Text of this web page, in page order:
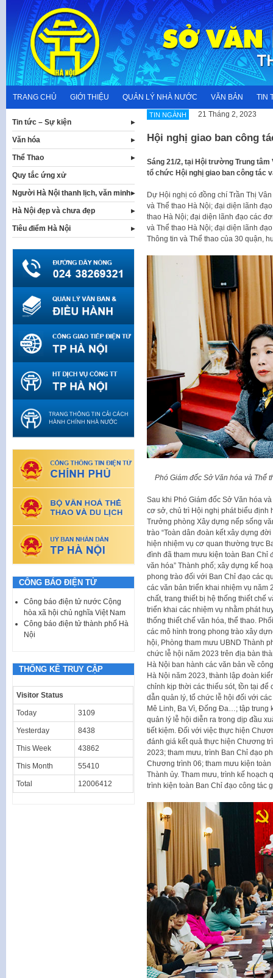
content
TRANG CHỦ GIỚI THIỆU QUẢN LÝ NHÀ NƯỚC VĂN BẢN TIN
TIN NGÀNH 21 Tháng 2, 2023
Hội nghị giao ban công
Sáng 21/2, tại Hội trường Trung tâm
tổ chức Hội nghị giao ban công tác
Dự Hội nghị có đồng chí Trần Thị
và Thể thao Hà Nội; đại diện lãnh
thao Hà Nội; đại diện lãnh đạo các
và Thể thao Hà Nội; đại diện lãnh
Thông tin và Thể thao của 30 quận,
Phó Giám đốc Sở Văn hóa và Thể
Sau khi Phó Giám đốc Sở Văn hóa
cơ sở, chủ trì Hội nghị phát biểu
Trưởng phòng Xây dựng nếp sống
trào “Toàn dân đoàn kết xây dựng
hiện nhiệm vụ cơ quan thường trực
đình đã tham mưu kiện toàn Ban Chỉ
văn hóa” Thành phố; xây dựng kế
phong trào đối với Ban Chỉ đạo các
các văn bản triển khai nhiệm vụ năm
chất, trang thiết bị hệ thống thiết chế
triển khai các nhiệm vụ nhằm phát
thống thiết chế văn hóa, thể thao.
các mô hình trong phong trào xây
hội, Phòng tham mưu UBND Thành
chức lễ hội năm 2023 trên địa bàn
Hà Nội ban hành các văn bản về
Hà Nội năm 2023, thành lập đoàn
chỉnh kịp thời các thiếu sót, tồn tại
dẫn quản lý, tổ chức lễ hội đối với
Mê Linh, Ba Vì, Đống Đa…; tập trung
quản lý lễ hội diễn ra trong dịp đầu
tiết kiệm. Đối với việc thực hiện
đánh giá kết quả thực hiện Chương
2023; tham mưu, trình Ban Chỉ đạo
Chương trình 06; tham mưu kiện
Thành ủy. Tham mưu, trình kế hoạch
trình kiện toàn Ban Chỉ đạo công tác
Tin tức – Sự kiện
Văn hóa
Thể Thao
Quy tắc ứng xử
Người Hà Nội thanh lịch, văn minh
Hà Nội đẹp và chưa đẹp
Tiêu điểm Hà Nội
CÔNG BÁO ĐIỆN TỬ
Công báo điện tử nước Cộng
hòa xã hội chủ nghĩa Việt Nam
Công báo điện tử thành phố Hà
Nội
THỐNG KÊ TRUY CẬP
Visitor Status
Today 3109
Yesterday 8438
This Week 43862
This Month 55410
Total 12006412